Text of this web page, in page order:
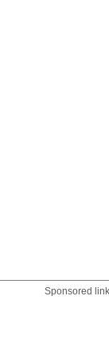
Sponsored